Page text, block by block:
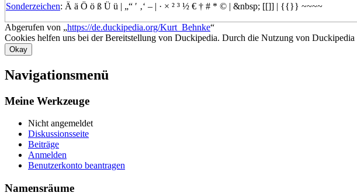
Sonderzeichen: Ä ä Ö ö ß Ü ü | „“ ′ ‚‘ – | · × ² ³ ½ € † # * © | &nbsp; [[]] | {{}} ~~~~
Abgerufen von „https://de.duckipedia.org/Kurt_Behnke“
Cookies helfen uns bei der Bereitstellung von Duckipedia. Durch die Nutzung von
Okay
Navigationsmenü
Meine Werkzeuge
Nicht angemeldet
Diskussionsseite
Beiträge
Anmelden
Benutzerkonto beantragen
Namensräume